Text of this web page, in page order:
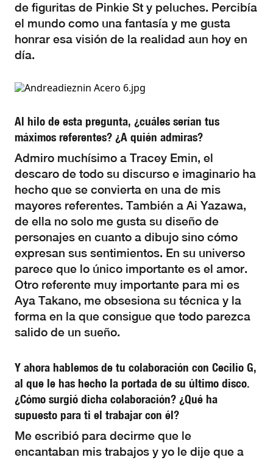
de figuritas de Pinkie St y peluches. Percibía
el mundo como una fantasía y me gusta
honrar esa visión de la realidad aun hoy en
día.
Al hilo de esta pregunta, ¿cuáles serían tus
máximos referentes? ¿A quién admiras?
Admiro muchísimo a Tracey Emin, el
descaro de todo su discurso e imaginario ha
hecho que se convierta en una de mis
mayores referentes. También a Ai Yazawa,
de ella no solo me gusta su diseño de
personajes en cuanto a dibujo sino cómo
expresan sus sentimientos. En su universo
parece que lo único importante es el amor.
Otro referente muy importante para mi es
Aya Takano, me obsesiona su técnica y la
forma en la que consigue que todo parezca
salido de un sueño.
Y ahora hablemos de tu colaboración con Cecilio G,
al que le has hecho la portada de su último disco.
¿Cómo surgió dicha colaboración? ¿Qué ha
supuesto para ti el trabajar con él?
Me escribió para decirme que le
encantaban mis trabajos y yo le dije que a